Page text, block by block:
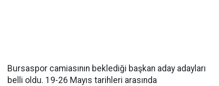
Bursaspor camiasının beklediği başkan aday adayları
belli oldu. 19-26 Mayıs tarihleri arasında